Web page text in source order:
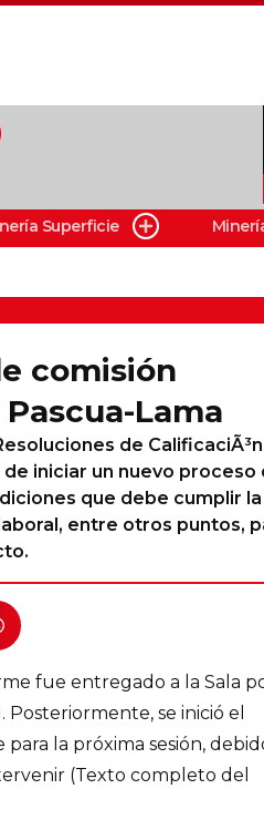
Superficie
comisión
Lama
de CalificaciÃ³n
iniciar un nuevo proceso
que debe cumplir la
entre otros puntos,
fue entregado a la Sala
se inició el
la próxima sesión,
(Texto completo del